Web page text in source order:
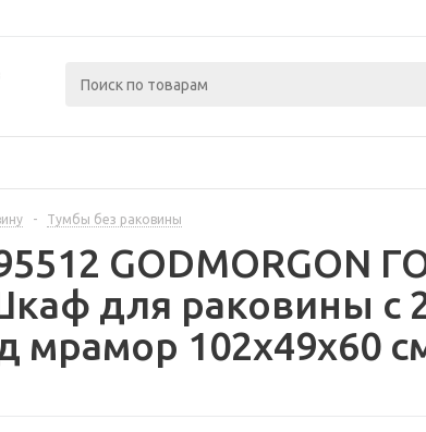
- Тумбы без раковины
GODMORGON
для раковины с
мрамор 102x49x60